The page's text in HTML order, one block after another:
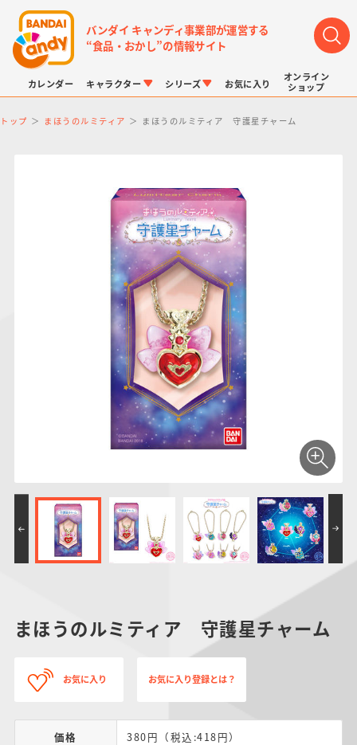
バンダイ キャンディ事業部が運営する
“食品・おかし”の情報サイト
カレンダー キャラクター
仮面ライダーシリー
PROJECT R.E.D.・
スーパー戦隊シリー
ズ
プリキュアシリーズ
ガンダムシリーズ
ポケットモンスター
アンパンマン
サンリオキャラクタ
ーズ
シリーズ
つりグミ
チョコサプ
にふぉるめーしょん
＆スクエアシール
SMPシリーズ
ポケモンスケールワ
キャラデコ
お気に入り
オンライン
ショップ
トップ まほうのルミティア まほうのルミティア 守護星チャーム
まほうのルミティア 守護星チャーム
お気に入り お気に入り登録とは？
価格 380円（税込:418円）